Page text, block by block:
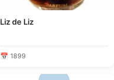
Liz de Liz
📅 1899